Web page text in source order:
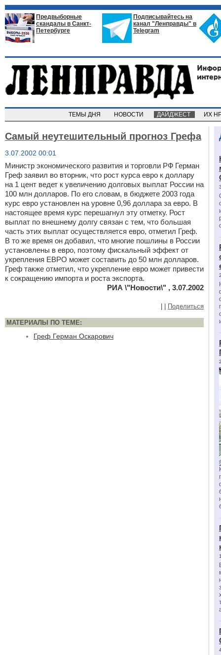
Предвыборные
скандалы в Санкт-
Петербурге
Подписывайтесь на
канал "Ленправды" в
Telegram
ТЕМЫ ДНЯ НОВОСТИ ДАЙДЖЕСТ ИХ
Самый неутешительный прогноз Грефа
3.07.2002 00:01
Министр экономического развития и торговли РФ Герман
Греф заявил во вторник, что рост курса евро к доллару
на 1 цент ведет к увеличению долговых выплат России на
100 млн долларов. По его словам, в бюджете 2003 года
курс евро установлен на уровне 0,96 доллара за евро. В
настоящее время курс перешагнул эту отметку. Рост
выплат по внешнему долгу связан с тем, что большая
часть этих выплат осуществляется евро, отметил Греф.
В то же время он добавил, что многие пошлины в России
установлены в евро, поэтому фискальный эффект от
укрепления ЕВРО может составить до 50 млн долларов.
Греф также отметил, что укрепление евро может привести
к сокращению импорта и роста экспорта.
РИА \"Новости\" , 3.07.2002
Поделиться
МАТЕРИАЛЫ ПО ТЕМЕ:
Греф Герман Оскарович